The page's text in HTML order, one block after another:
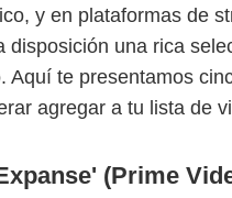
y en plataformas de
disposición una rica
Aquí te presentamos
agregar a tu lista de
(Prime